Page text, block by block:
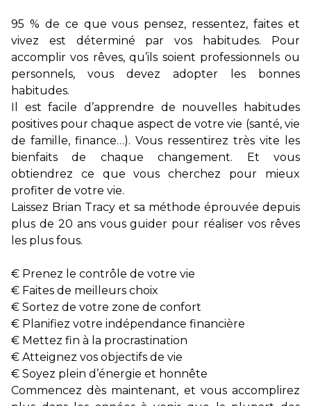
95 % de ce que vous pensez, ressentez, faites et
vivez est déterminé par vos habitudes. Pour
accomplir vos rêves, qu’ils soient professionnels ou
personnels, vous devez adopter les bonnes
habitudes.
Il est facile d’apprendre de nouvelles habitudes
positives pour chaque aspect de votre vie (santé, vie
de famille, finance…). Vous ressentirez très vite les
bienfaits de chaque changement. Et vous
obtiendrez ce que vous cherchez pour mieux
profiter de votre vie.
Laissez Brian Tracy et sa méthode éprouvée depuis
plus de 20 ans vous guider pour réaliser vos rêves
les plus fous.
€ Prenez le contrôle de votre vie
€ Faites de meilleurs choix
€ Sortez de votre zone de confort
€ Planifiez votre indépendance financière
€ Mettez fin à la procrastination
€ Atteignez vos objectifs de vie
€ Soyez plein d’énergie et honnête
Commencez dès maintenant, et vous accomplirez